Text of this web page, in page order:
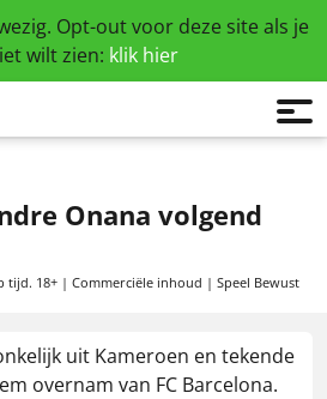
Opt-out voor deze site als je
wilt zien: klik hier
Onana volgend
tijd. 18+ | Commerciële inhoud | Speel Bewust
uit Kameroen en tekende
overnam van FC Barcelona.